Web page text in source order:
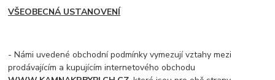
VŠEOBECNÁ USTANOVENÍ
- Námi uvedené obchodní podmínky vymezují vztahy mezi
prodávajícím a kupujícím internetového obchodu